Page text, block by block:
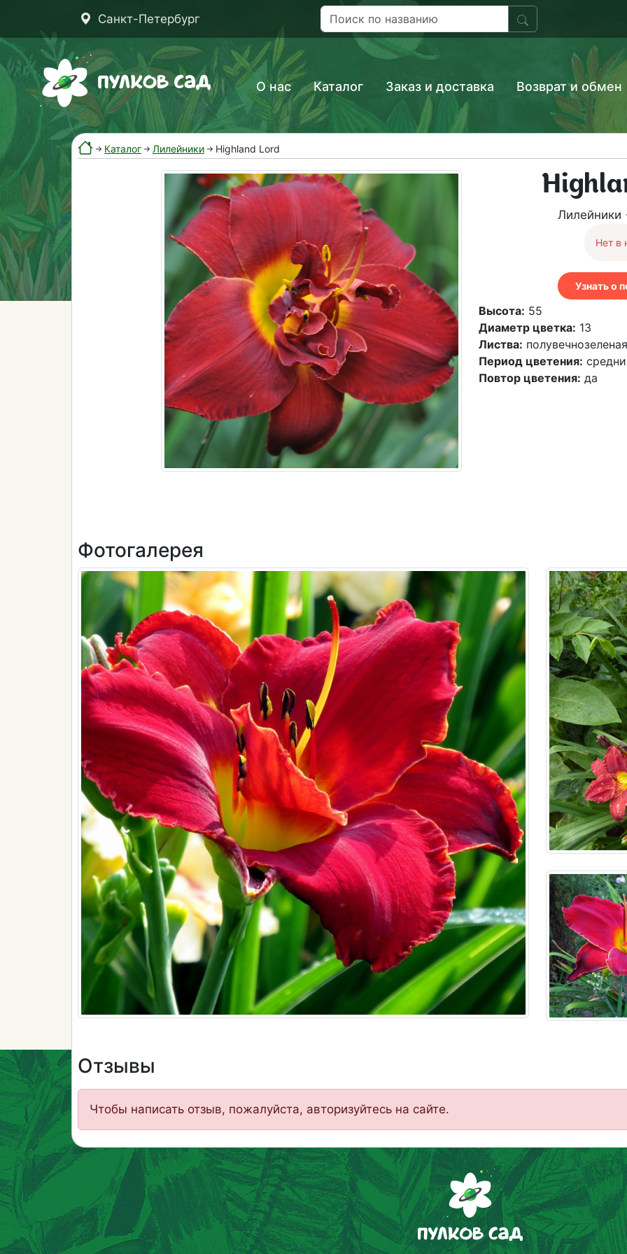
Санкт-Петербург
О нас Каталог Заказ и доставка Возврат и обмен
Каталог Лилейники Highland Lord
Нет в
Узнать о
Высота: 55
Диаметр цветка: 13
Листва: полувечнозеленая
Период цветения:
Повтор цветения: да
Фотогалерея
Отзывы
Чтобы написать отзыв, пожалуйста, авторизуйтесь на сайте.